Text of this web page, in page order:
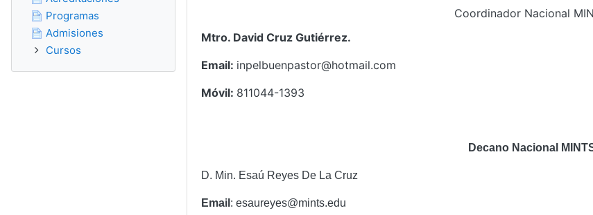
Coordinador Nacional
Mtro. David Cruz Gutiérrez.
Email: inpelbuenpastor@hotmail.com
Móvil: 811044-1393
Decano Nacional
D. Min. Esaú Reyes De La Cruz
Email : esaureyes@mints.edu
Programas
Admisiones
Cursos